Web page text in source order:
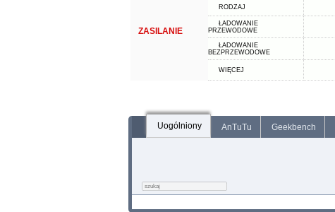
ZASILANIE
RODZAJ
ŁADOWANIE
PRZEWODOWE
ŁADOWANIE
BEZPRZEWODOWE
WIĘCEJ
Uogólniony AnTuTu Geekbench